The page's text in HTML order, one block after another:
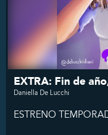
EXTRA: Fin de
Daniella De Lucchi
ESTRENO